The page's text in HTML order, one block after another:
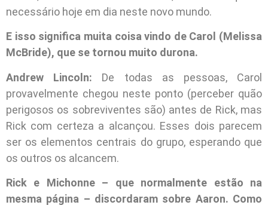
necessário hoje em dia neste novo mundo.
E isso significa muita coisa vindo de Carol (Melissa
McBride), que se tornou muito durona.
Andrew Lincoln: De todas as pessoas, Carol
provavelmente chegou neste ponto (perceber quão
perigosos os sobreviventes são) antes de Rick, mas
Rick com certeza a alcançou. Esses dois parecem
ser os elementos centrais do grupo, esperando que
os outros os alcancem.
Rick e Michonne – que normalmente estão na
mesma página – discordaram sobre Aaron. Como